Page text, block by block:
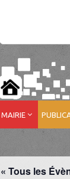
MAIRIE
« Tous les